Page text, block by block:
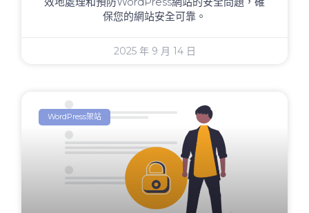
保您的網站安全可靠。
2025 年 9 月 14 日
WordPress架站